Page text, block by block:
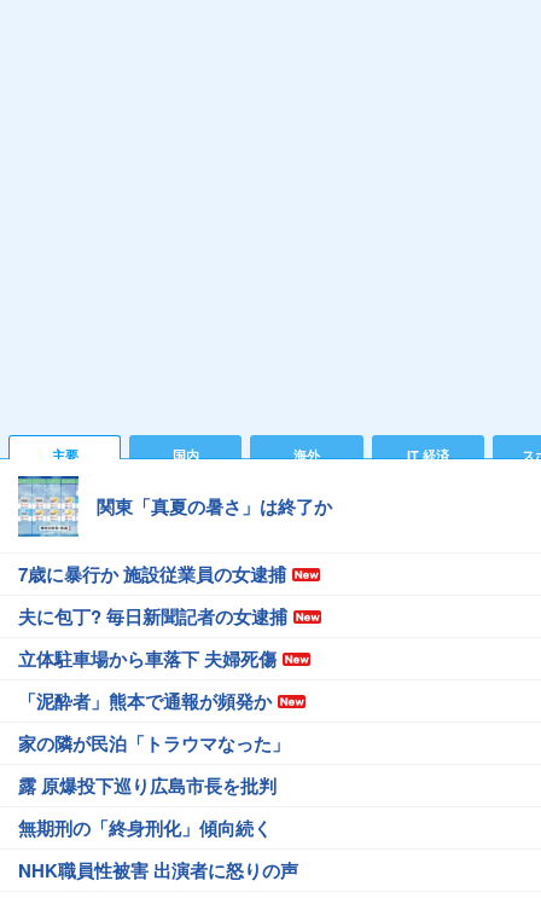
主要 国内 海外 IT 経済 ス
関東「真夏の暑さ」は終了か
7歳に暴行か 施設従業員の女逮捕
夫に包丁? 毎日新聞記者の女逮捕
立体駐車場から車落下 夫婦死傷
「泥酔者」熊本で通報が頻発か
家の隣が民泊「トラウマなった」
露 原爆投下巡り広島市長を批判
無期刑の「終身刑化」傾向続く
NHK職員性被害 出演者に怒りの声